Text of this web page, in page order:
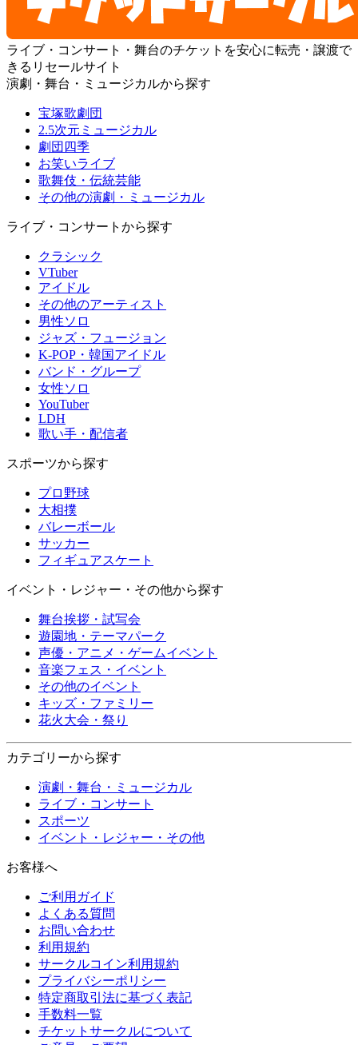
ライブ・コンサート・舞台のチケットを安心に転売・譲渡で
きるリセールサイト
演劇・舞台・ミュージカルから探す
宝塚歌劇団
2.5次元ミュージカル
劇団四季
お笑いライブ
歌舞伎・伝統芸能
その他の演劇・ミュージカル
ライブ・コンサートから探す
クラシック
VTuber
アイドル
その他のアーティスト
男性ソロ
ジャズ・フュージョン
K-POP・韓国アイドル
バンド・グループ
女性ソロ
YouTuber
LDH
歌い手・配信者
スポーツから探す
プロ野球
大相撲
バレーボール
サッカー
フィギュアスケート
イベント・レジャー・その他から探す
舞台挨拶・試写会
遊園地・テーマパーク
声優・アニメ・ゲームイベント
音楽フェス・イベント
その他のイベント
キッズ・ファミリー
花火大会・祭り
カテゴリーから探す
演劇・舞台・ミュージカル
ライブ・コンサート
スポーツ
イベント・レジャー・その他
お客様へ
ご利用ガイド
よくある質問
お問い合わせ
利用規約
サークルコイン利用規約
プライバシーポリシー
特定商取引法に基づく表記
手数料一覧
チケットサークルについて